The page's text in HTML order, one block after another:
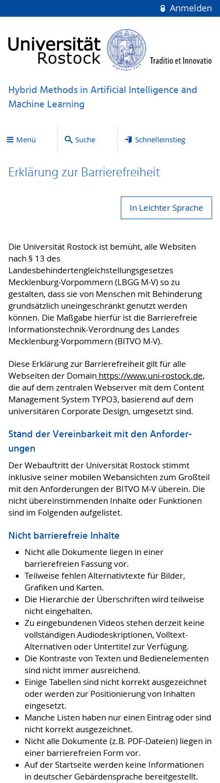
Anmelden
Hybrid Methods in Artificial Intelligence and
Machine Learning
Menü Suche Schnelleinstieg
Erklärung zur Bar­ri­e­re­frei­heit
In Leichter Sprache
Die Universität Rostock ist bemüht, alle Websiten
nach § 13 des
Landesbehindertengleichstellungsgesetzes
Mecklenburg-Vorpommern (LBGG M-V) so zu
gestalten, dass sie von Menschen mit Behinderung
grundsätzlich uneingeschränkt genutzt werden
können. Die Maßgabe hierfür ist die Barrierefreie
Informationstechnik-Verordnung des Landes
Mecklenburg-Vorpommern (BITVO M-V).
Diese Erklärung zur Barrierefreiheit gilt für alle
Webseiten der Domain https://www.uni-rostock.de,
die auf dem zentralen Webserver mit dem Content
Management System TYPO3, basierend auf dem
universitären Corporate Design, umgesetzt sind.
Stand der Vereinbarkeit mit den An­for­der­
ungen
Der Webauftritt der Universität Rostock stimmt
inklusive seiner mobilen Webansichten zum Großteil
mit den Anforderungen der BITVO M-V überein. Die
nicht übereinstimmenden Inhalte oder Funktionen
sind im Folgenden aufgelistet.
Nicht barrierefreie Inhalte
Nicht alle Dokumente liegen in einer
barrierefreien Fassung vor.
Teilweise fehlen Alternativtexte für Bilder,
Grafiken und Karten.
Die Hierarchie der Überschriften wird teilweise
nicht eingehalten.
Zu eingebundenen Videos stehen derzeit keine
vollständigen Audiodeskriptionen, Volltext-
Alternativen oder Untertitel zur Verfügung.
Die Kontraste von Texten und Bedienelementen
sind nicht immer ausreichend.
Einige Tabellen sind nicht korrekt ausgezeichnet
oder werden zur Positionierung von Inhalten
eingesetzt.
Manche Listen haben nur einen Eintrag oder sind
nicht korrekt ausgezeichnet.
Nicht alle Dokumente (z.B. PDF-Dateien) liegen in
einer barrierefreien Form vor.
Auf der Startseite werden keine Informationen
in deutscher Gebärdensprache bereitgestellt.